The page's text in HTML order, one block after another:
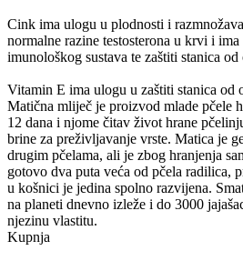
Cink ima ulogu u plodnosti i
normalne razine testosterona u krvi i
imunološkog sustava te zaštiti stanica
Vitamin E ima ulogu u zaštiti stanica od
Matična mliječ je proizvod mlade pčele
12 dana i njome čitav život hrane
brine za preživljavanje vrste. Matica je
drugim pčelama, ali je zbog hranjenja
gotovo dva puta veća od pčela radilica,
u košnici je jedina spolno razvijena.
na planeti dnevno izleže i do 3000
njezinu vlastitu.
Kupnja